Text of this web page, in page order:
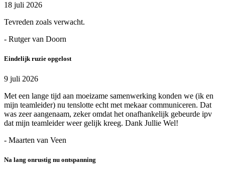
18 juli 2026
Tevreden zoals verwacht.
- Rutger van Doorn
Eindelijk ruzie opgelost
9 juli 2026
Met een lange tijd aan moeizame samenwerking konden we (ik en
mijn teamleider) nu tenslotte echt met mekaar communiceren. Dat
was zeer aangenaam, zeker omdat het onafhankelijk gebeurde ipv
dat mijn teamleider weer gelijk kreeg. Dank Jullie Wel!
- Maarten van Veen
Na lang onrustig nu ontspanning